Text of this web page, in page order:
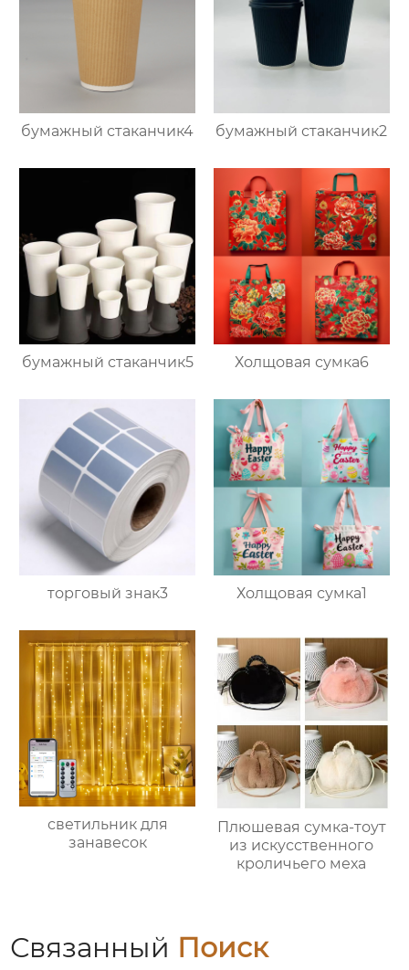
бумажный стаканчик4 бумажный стаканчик2
бумажный стаканчик5 Холщовая сумка6
торговый знак3 Холщовая сумка1
светильник для
занавесок
Плюшевая сумка-тоут
из искусственного
кроличьего меха
Связанный Поиск